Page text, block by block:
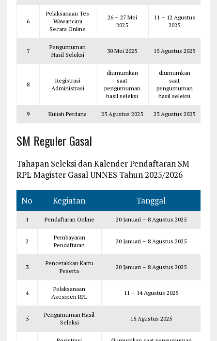
6
Pelaksanaan Tes
Wawancara
Secara Online
26 – 27 Mei
2025
11 – 12 Agustus
2025
7
Pengumuman
Hasil Seleksi
30 Mei 2025 15 Agustus 2025
8
Registrasi
Administrasi
diumumkan
saat
pengumuman
hasil seleksi
diumumkan
saat
pengumuman
hasil seleksi
9 Kuliah Perdana 25 Agustus 2025 25 Agustus 2025
SM Reguler Gasal
Tahapan Seleksi dan Kalender Pendaftaran SM
RPL Magister Gasal UNNES Tahun 2025/2026
No Kegiatan Tanggal
1 Pendaftaran Online 20 Januari – 8 Agustus 2025
2
Pembayaran
Pendaftaran
20 Januari – 8 Agustus 2025
3
Pencetakkan Kartu
Peserta
20 Januari – 8 Agustus 2025
4
Pelaksanaan
Asesmen RPL
11 – 14 Agustus 2025
5
Pengumuman Hasil
Seleksi
15 Agustus 2025